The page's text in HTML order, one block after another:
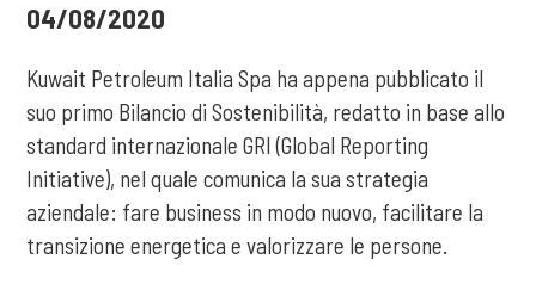
04/08/2020
Kuwait Petroleum Italia Spa ha appena pubblicato il
suo primo Bilancio di Sostenibilità, redatto in base allo
standard internazionale GRI (Global Reporting
Initiative), nel quale comunica la sua strategia
aziendale: fare business in modo nuovo, facilitare la
transizione energetica e valorizzare le persone.